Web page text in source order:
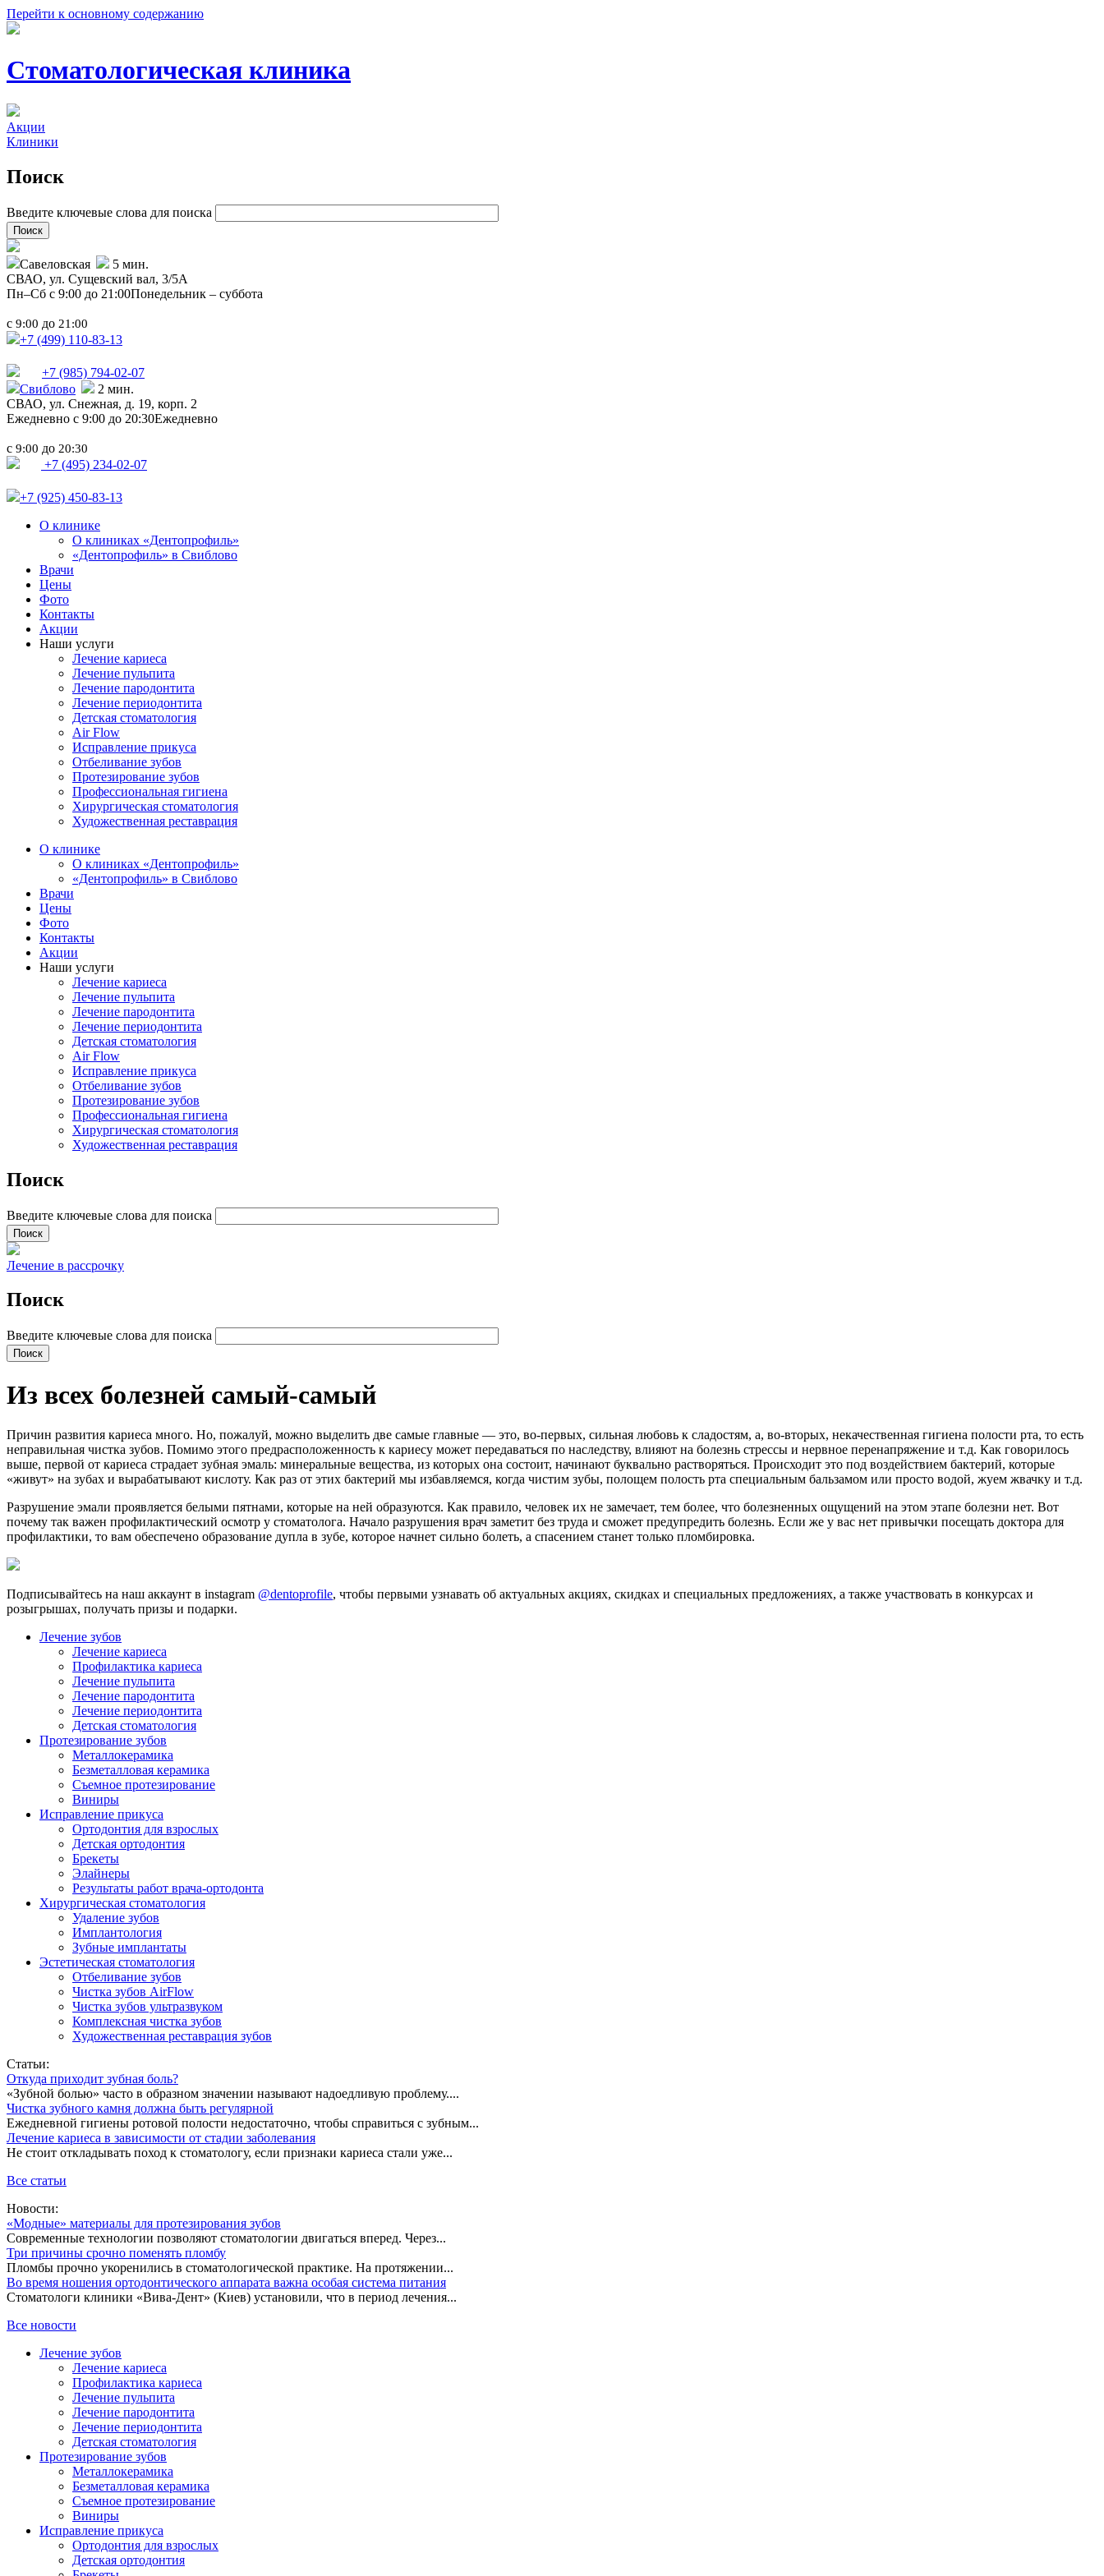
Перейти к основному содержанию
Стоматологическая клиника
Акции
Клиники
Поиск
Введите ключевые слова для поиска
Савеловская
5 мин.
СВАО, ул. Сущевский вал, 3/5А
Пн–Сб с 9:00 до 21:00Понедельник – суббота
с 9:00 до 21:00
+7 (499) 110-83-13
+7 (985) 794-02-07
Свиблово
2 мин.
СВАО, ул. Снежная, д. 19, корп. 2
Ежедневно с 9:00 до 20:30Ежедневно
с 9:00 до 20:30
+7 (495) 234-02-07
+7 (925) 450-83-13
О клинике
О клиниках «Дентопрофиль»
«Дентопрофиль» в Свиблово
Врачи
Цены
Фото
Контакты
Акции
Наши услуги
Лечение кариеса
Лечение пульпита
Лечение пародонтита
Лечение периодонтита
Детская стоматология
Air Flow
Исправление прикуса
Отбеливание зубов
Протезирование зубов
Профессиональная гигиена
Хирургическая стоматология
Художественная реставрация
О клинике
О клиниках «Дентопрофиль»
«Дентопрофиль» в Свиблово
Врачи
Цены
Фото
Контакты
Акции
Наши услуги
Лечение кариеса
Лечение пульпита
Лечение пародонтита
Лечение периодонтита
Детская стоматология
Air Flow
Исправление прикуса
Отбеливание зубов
Протезирование зубов
Профессиональная гигиена
Хирургическая стоматология
Художественная реставрация
Поиск
Введите ключевые слова для поиска
Лечение в рассрочку
Поиск
Введите ключевые слова для поиска
Из всех болезней самый-самый
Причин развития кариеса много. Но, пожалуй, можно выделить две самые главные — это, во-первых, сильная любовь к сладостям, а, во-вторых, некачественная гигиена полости рта, то есть
неправильная чистка зубов. Помимо этого предрасположенность к кариесу может передаваться по наследству, влияют на болезнь стрессы и нервное перенапряжение и т.д. Как говорилось
выше, первой от кариеса страдает зубная эмаль: минеральные вещества, из которых она состоит, начинают буквально растворяться. Происходит это под воздействием бактерий, которые
«живут» на зубах и вырабатывают кислоту. Как раз от этих бактерий мы избавляемся, когда чистим зубы, полощем полость рта специальным бальзамом или просто водой, жуем жвачку и т.д.
Разрушение эмали проявляется белыми пятнами, которые на ней образуются. Как правило, человек их не замечает, тем более, что болезненных ощущений на этом этапе болезни нет. Вот
почему так важен профилактический осмотр у стоматолога. Начало разрушения врач заметит без труда и сможет предупредить болезнь. Если же у вас нет привычки посещать доктора для
профилактики, то вам обеспечено образование дупла в зубе, которое начнет сильно болеть, а спасением станет только пломбировка.
Подписывайтесь на наш аккаунт в instagram @dentoprofile, чтобы первыми узнавать об актуальных акциях, скидках и специальных предложениях, а также участвовать в конкурсах и
розыгрышах, получать призы и подарки.
Лечение зубов
Лечение кариеса
Профилактика кариеса
Лечение пульпита
Лечение пародонтита
Лечение периодонтита
Детская стоматология
Протезирование зубов
Металлокерамика
Безметалловая керамика
Съемное протезирование
Виниры
Исправление прикуса
Ортодонтия для взрослых
Детская ортодонтия
Брекеты
Элайнеры
Результаты работ врача-ортодонта
Хирургическая стоматология
Удаление зубов
Имплантология
Зубные имплантаты
Эстетическая стоматология
Отбеливание зубов
Чистка зубов AirFlow
Чистка зубов ультразвуком
Комплексная чистка зубов
Художественная реставрация зубов
Статьи:
Откуда приходит зубная боль?
«Зубной болью» часто в образном значении называют надоедливую проблему....
Чистка зубного камня должна быть регулярной
Ежедневной гигиены ротовой полости недостаточно, чтобы справиться с зубным...
Лечение кариеса в зависимости от стадии заболевания
Не стоит откладывать поход к стоматологу, если признаки кариеса стали уже...
Все статьи
Новости:
«Модные» материалы для протезирования зубов
Современные технологии позволяют стоматологии двигаться вперед. Через...
Три причины срочно поменять пломбу
Пломбы прочно укоренились в стоматологической практике. На протяжении...
Во время ношения ортодонтического аппарата важна особая система питания
Стоматологи клиники «Вива-Дент» (Киев) установили, что в период лечения...
Все новости
Лечение зубов
Лечение кариеса
Профилактика кариеса
Лечение пульпита
Лечение пародонтита
Лечение периодонтита
Детская стоматология
Протезирование зубов
Металлокерамика
Безметалловая керамика
Съемное протезирование
Виниры
Исправление прикуса
Ортодонтия для взрослых
Детская ортодонтия